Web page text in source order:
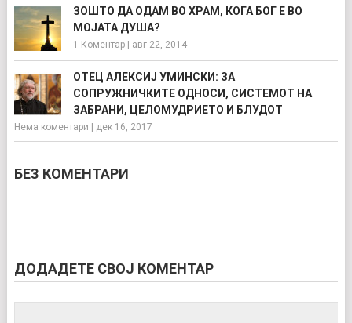
ЗОШТО ДА ОДАМ ВО ХРАМ, КОГА БОГ Е ВО
МОЈАТА ДУША?
1 Коментар| авг 22, 2014
ОТЕЦ АЛЕКСИЈ УМИНСКИ: ЗА
СОПРУЖНИЧКИТЕ ОДНОСИ, СИСТЕМОТ НА
ЗАБРАНИ, ЦЕЛОМУДРИЕТО И БЛУДОТ
Нема коментари | дек 16, 2017
БЕЗ КОМЕНТАРИ
ДОДАДЕТЕ СВОЈ КОМЕНТАР